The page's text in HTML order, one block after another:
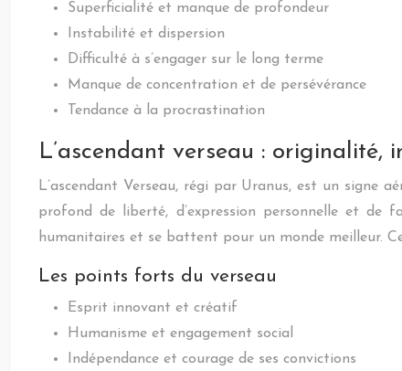
Superficialité et manque de profondeur
Instabilité et dispersion
Difficulté à s’engager sur le long terme
Manque de concentration et de persévérance
Tendance à la procrastination
L’ascendant verseau : originalité,
L’ascendant Verseau, régi par Uranus, est un signe
profond de liberté, d’expression personnelle et de
humanitaires et se battent pour un monde meilleur.
Les points forts du verseau
Esprit innovant et créatif
Humanisme et engagement social
Indépendance et courage de ses convictions